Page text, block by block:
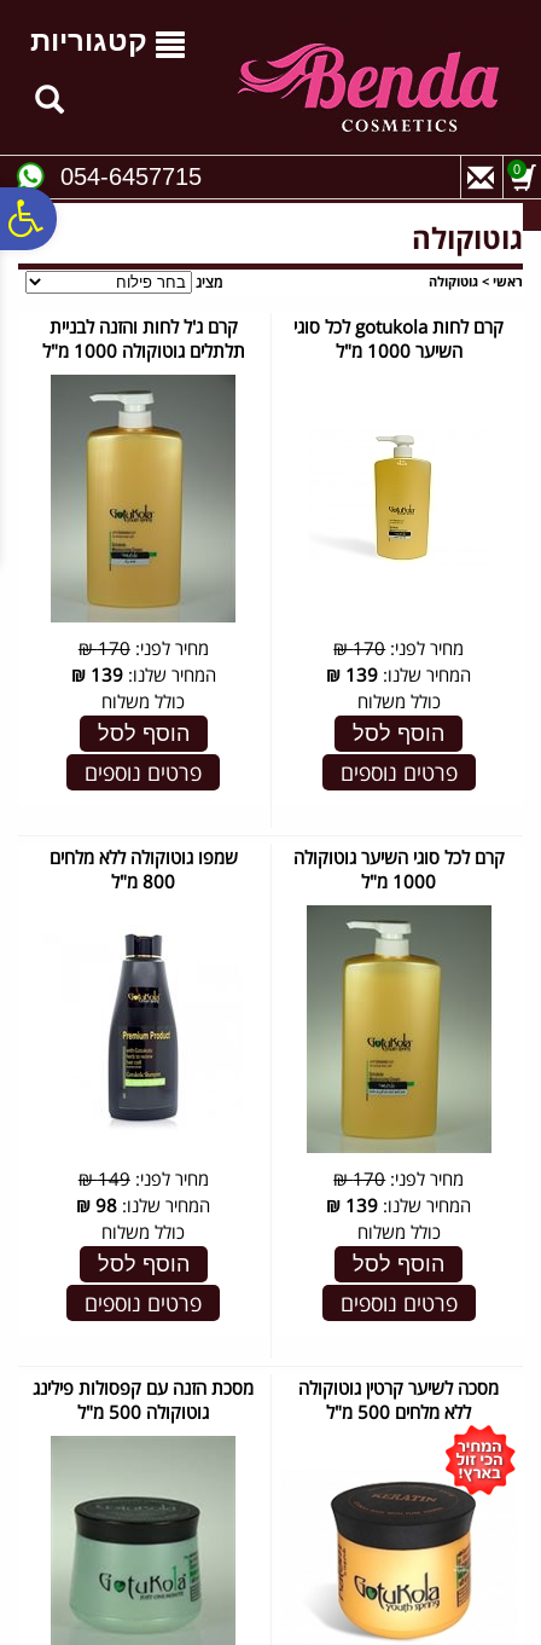
נגישות
קטגוריות
054-6457715 0
גוטוקולה
ראשי > גוטוקולה מציג
קרם לחות gotukola לכל סוגי
השיער 1000 מ"ל
מחיר לפני:170 ₪
המחיר שלנו: 139
₪
כולל משלוח
הוסף לסל
פרטים נוספים
קרם ג'ל לחות והזנה לבניית
תלתלים גוטוקולה 1000 מ"ל
מחיר לפני:170 ₪
המחיר שלנו:139
₪
כולל משלוח
הוסף לסל
פרטים נוספים
קרם לכל סוגי השיער גוטוקולה
1000 מ"ל
מחיר לפני:170 ₪
המחיר שלנו: 139
₪
כולל משלוח
הוסף לסל
פרטים נוספים
שמפו גוטוקולה ללא מלחים
800 מ"ל
מחיר לפני:149 ₪
המחיר שלנו: 98
₪
כולל משלוח
הוסף לסל
פרטים נוספים
מסכה לשיער קרטין גוטוקולה
ללא מלחים 500 מ"ל
מסכת הזנה עם קפסולות פילינג
גוטוקולה 500 מ"ל